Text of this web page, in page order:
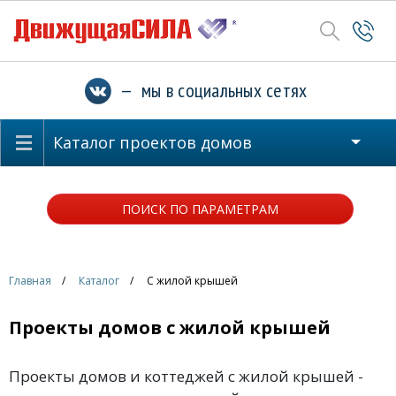
— мы в социальных сетях
Каталог проектов домов
ПОИСК ПО ПАРАМЕТРАМ
Главная Каталог С жилой крышей
Проекты домов с жилой крышей
Проекты домов и коттеджей с жилой крышей -